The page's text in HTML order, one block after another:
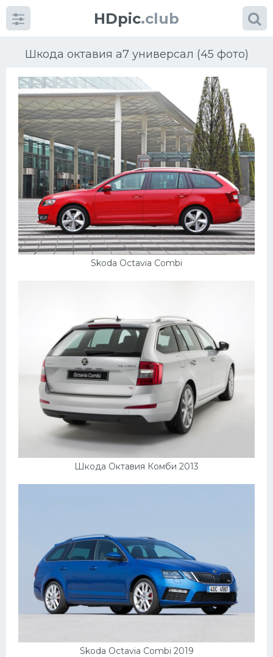
HDpic.club
Шкода октавия а7 универсал (45 фото)
Skoda Octavia Combi
Шкода Октавия Комби 2013
Skoda Octavia Combi 2019
Категории
Разное
Автомобили
Красивые фото машин
УРАЛ
Русские авто
Вольво
БМВ
Скания
Форд
Черри
Хавал